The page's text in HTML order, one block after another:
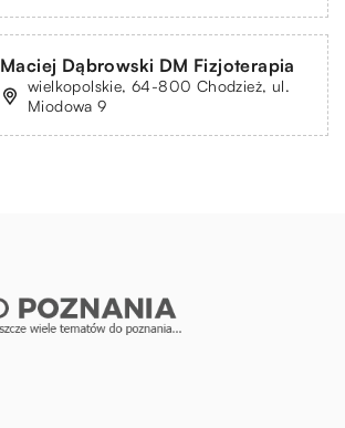
Maciej Dąbrowski DM Fizjoterapia
wielkopolskie, 64-800 Chodzież, ul.
Miodowa 9